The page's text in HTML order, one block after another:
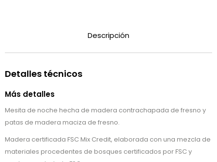
Descripción
Detalles técnicos
Más detalles
Mesita de noche hecha de madera contrachapada de fresno y
patas de madera maciza de fresno.
Madera certificada FSC Mix Credit, elaborada con una mezcla de
materiales procedentes de bosques certificados por FSC y